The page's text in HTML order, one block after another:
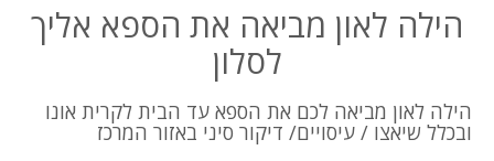
הילה לאון מביאה את הספא אליך
לסלון
הילה לאון מביאה לכם את הספא עד הבית לקרית אונו
ובכלל שיאצו / עיסויים/ דיקור סיני באזור המרכז